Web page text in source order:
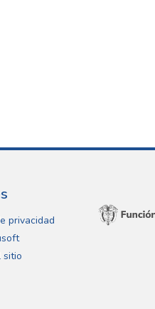
privacidad
sitio